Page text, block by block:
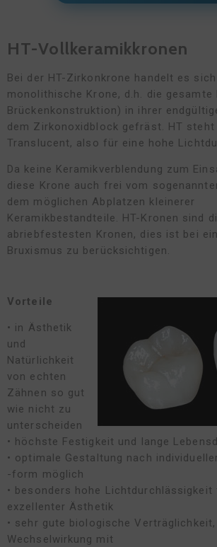
HT-Vollkeramikkronen
Bei der HT-Zirkonkrone handelt es
monolithische Krone, d.h. die gesamte
Brückenkonstruktion) in ihrer
dem Zirkonoxidblock gefräst. HT steht
Translucent, also für eine hohe
Da keine Keramikverblendung zum
diese Krone auch frei vom
dem möglichen Abplatzen kleinerer
Keramikbestandteile. HT-Kronen sind
abriebfestesten Kronen, dies ist bei
Bruxismus zu berücksichtigen.
Vorteile
• in Ästhetik
und
Natürlichkeit
von echten
Zähnen so gut
wie nicht zu
unterscheiden
• höchste Festigkeit und lange
• optimale Gestaltung nach
-form möglich
• besonders hohe
exzellenter Ästhetik
• sehr gute biologische
Wechselwirkung mit